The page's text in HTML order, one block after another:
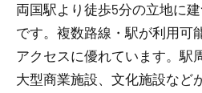
両国駅より徒歩5分の立地に
です。複数路線・駅が利用可
アクセスに優れています。駅
大型商業施設、文化施設など